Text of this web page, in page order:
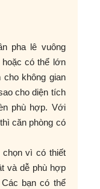
pha lê vuông
có thể lớn
không gian
cho diện tích
phù hợp. Với
căn phòng có
vì có thiết
và dễ phù hợp
bạn có thể